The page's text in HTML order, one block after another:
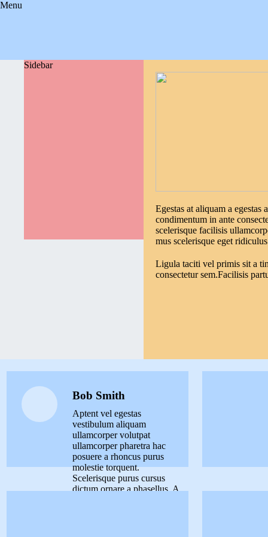
Menu
Sidebar
Egestas at aliquam a
condimentum in ante
scelerisque facilisis
mus scelerisque eget
Ligula taciti vel primis sit a
consectetur sem.Facilisis
Bob Smith
Aptent vel egestas
vestibulum aliquam
ullamcorper volutpat
ullamcorper pharetra hac
posuere a rhoncus purus
molestie torquent.
Scelerisque purus cursus
dictum ornare a phasellus. A